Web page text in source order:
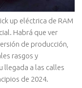
up eléctrica de RAM
Habrá que ver
de producción,
rasgos y
llegada a las calles
de 2024.